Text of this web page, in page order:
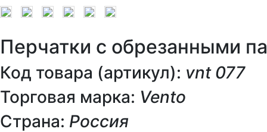
Перчатки с обрезанными
Код товара (артикул): vnt 077
Торговая марка: Vento
Страна: Россия